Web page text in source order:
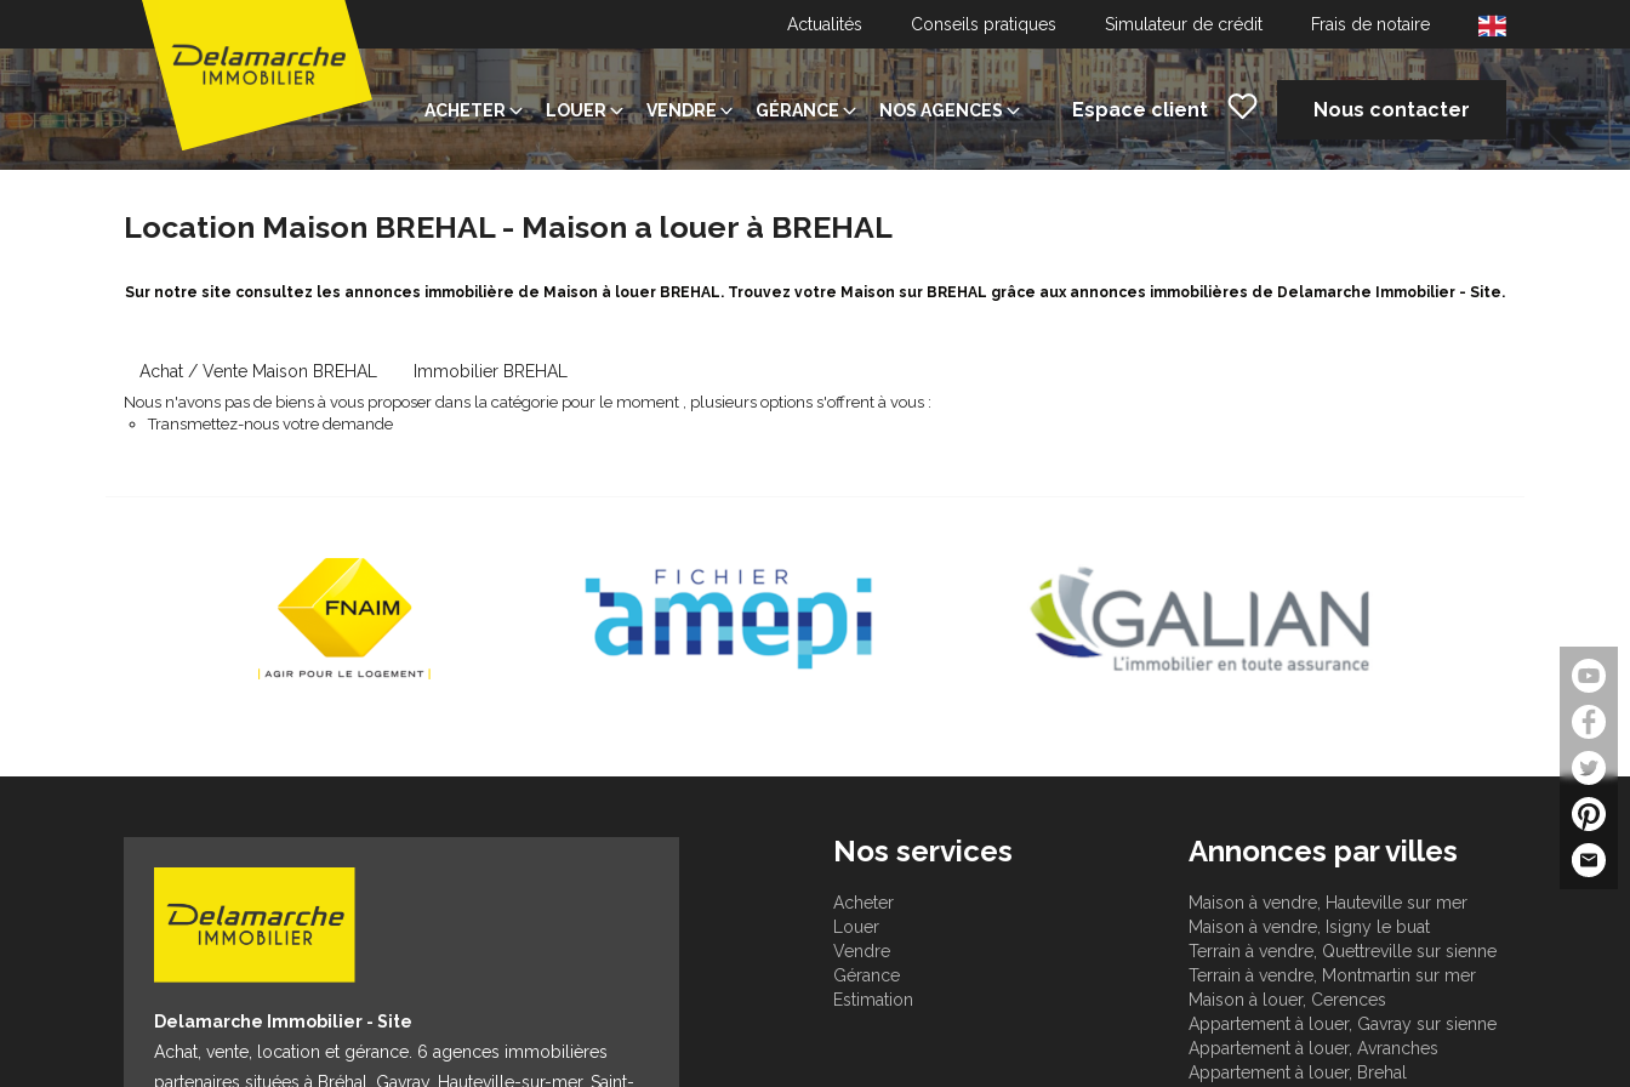
Actualités Conseils pratiques Simulateur de crédit Frais de notaire
ACHETER LOUER VENDRE GÉRANCE NOS AGENCES Espace client Nous contacter
Location Maison BREHAL - Maison a louer à BREHAL
Sur notre site consultez les annonces immobilière de Maison à louer BREHAL. Trouvez votre Maison sur BREHAL grâce aux annonces immobilières de Delamarche Immobilier - Site.
Achat / Vente Maison BREHAL Immobilier BREHAL
Nous n'avons pas de biens à vous proposer dans la catégorie pour le moment , plusieurs options s'offrent à vous :
Transmettez-nous votre demande
Delamarche Immobilier - Site
Achat, vente, location et gérance. 6 agences immobilières
partenaires situées à Bréhal, Gavray, Hauteville-sur-mer, Saint-
Nos services
Acheter
Louer
Vendre
Gérance
Estimation
Annonces par villes
Maison à vendre, Hauteville sur mer
Maison à vendre, Isigny le buat
Terrain à vendre, Quettreville sur sienne
Terrain à vendre, Montmartin sur mer
Maison à louer, Cerences
Appartement à louer, Gavray sur sienne
Appartement à louer, Avranches
Appartement à louer, Brehal